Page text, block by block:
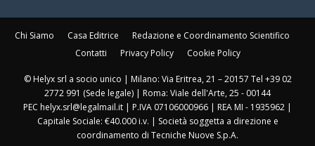
Chi Siamo Casa Editrice
Redazione e Coordinamento Scientifico
Contatti
Privacy Policy Cookie Policy
© Helyx srl a socio unico | Milano: Via Eritrea, 21 – 20157 Tel +39 02
2772 991 (Sede legale) | Roma: Viale dell'Arte, 25 - 00144
PEC helyx.srl@legalmail.it | P.IVA 07106000966 | REA MI - 1935962 |
Capitale Sociale: €40.000 i.v. | Società soggetta a direzione e
coordinamento di Tecniche Nuove S.p.A.